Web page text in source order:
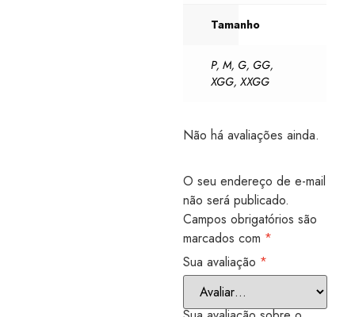
Tamanho
P,M, G, GG,
XGG,XXGG
Não há avaliações ainda.
O seu endereço de e-mail
não será publicado.
Campos obrigatórios são
marcados com *
Sua avaliação *